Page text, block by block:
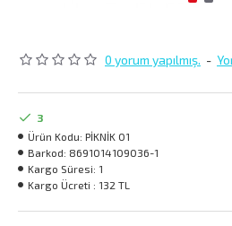
0 yorum yapılmış. -
3
Ürün Kodu: PİKNİK 01
Barkod: 8691014109036-1
Kargo Süresi: 1
Kargo Ücreti : 132 TL